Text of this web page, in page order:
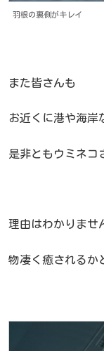
羽根の裏側がキレイ
また皆さんも
お近くに港や海岸
是非ともウミネコ
理由はわかりませ
物凄く癒されるか